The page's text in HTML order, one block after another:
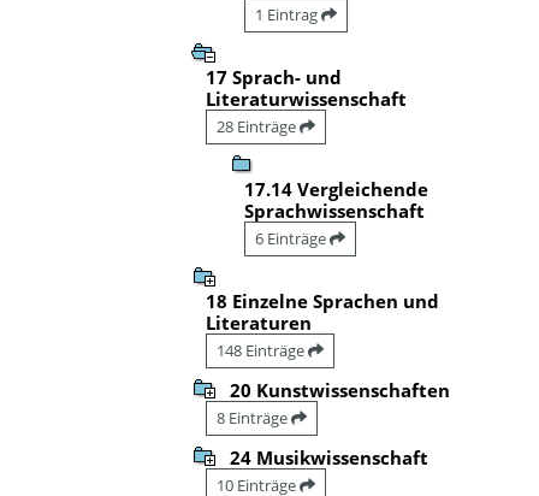
1 Eintrag
17 Sprach- und
Literaturwissenschaft
28 Einträge
17.14 Vergleichende
Sprachwissenschaft
6 Einträge
18 Einzelne Sprachen und
Literaturen
148 Einträge
20 Kunstwissenschaften
8 Einträge
24 Musikwissenschaft
10 Einträge